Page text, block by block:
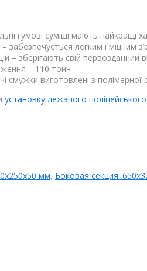
гумові суміші мають найкращі
– забезпечується легким і
– зберігають свій первозданний
– 110 тонн
смужки виготовлені з полімерної
установку лежачого поліцейського
мм, Боковая секция: